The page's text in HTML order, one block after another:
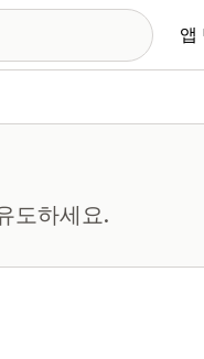
앱
도하세요.